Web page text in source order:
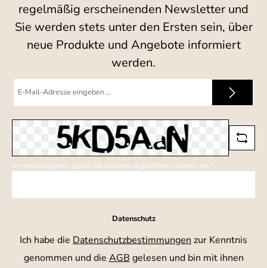
regelmäßig erscheinenden Newsletter und
Sie werden stets unter den Ersten sein, über
neue Produkte und Angebote informiert
werden.
Mail-
Um weiterzugehen, geben Sie die oben abgebildeten Zeichen ein *
Datenschutz
Ich habe die Datenschutzbestimmungen zur Kenntnis
genommen und die AGB gelesen und bin mit ihnen